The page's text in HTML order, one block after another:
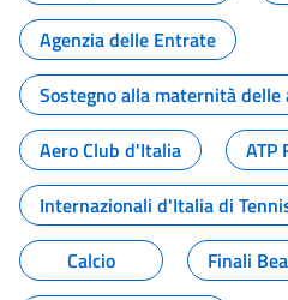
Agenzia delle Entrate
Sostegno alla maternità
Aero Club d'Italia
ATP
Internazionali d'Italia di
Calcio
Finali